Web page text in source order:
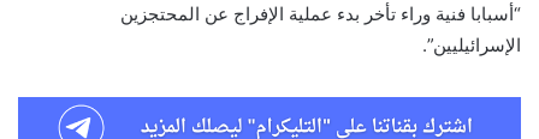
“أسبابا فنية وراء تأخر بدء عملية الإفراج عن المحتجزين
الإسرائيليين”.